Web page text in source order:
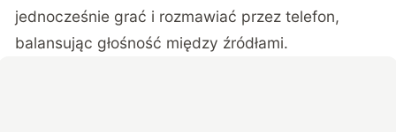
jednocześnie grać i rozmawiać przez telefon,
balansując głośność między źródłami.